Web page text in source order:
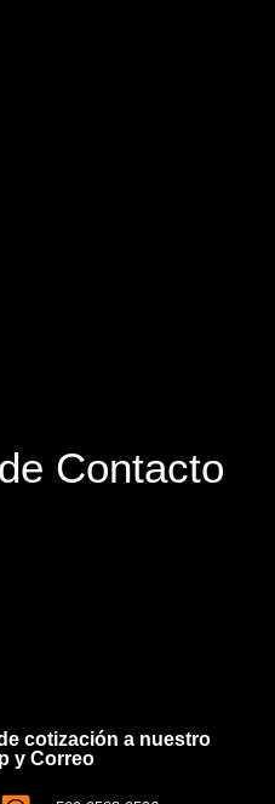
Contacto
cotización a nuestro
y Correo